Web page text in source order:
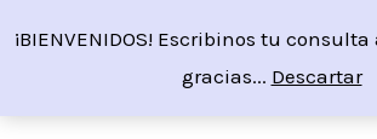
¡BIENVENIDOS! Escribinos tu
gracias... Descartar